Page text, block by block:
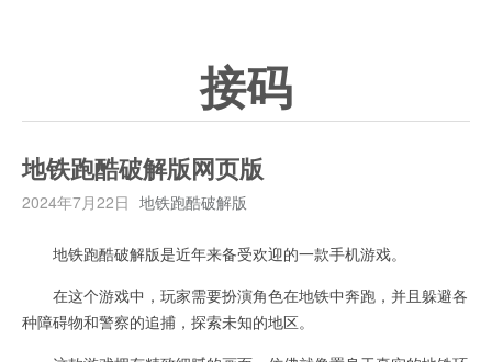
接码
地铁跑酷破解版网页版
2024年7月22日 地铁跑酷破解版
地铁跑酷破解版是近年来备受欢迎的一款手机游戏。
在这个游戏中，玩家需要扮演角色在地铁中奔跑，并且躲避各
种障碍物和警察的追捕，探索未知的地区。